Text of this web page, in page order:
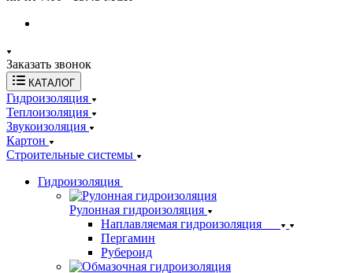
Заказать звонок
КАТАЛОГ
Гидроизоляция
Теплоизоляция
Звукоизоляция
Картон
Строительные системы
Гидроизоляция
Рулонная гидроизоляция
Наплавляемая гидроизоляция
Пергамин
Рубероид